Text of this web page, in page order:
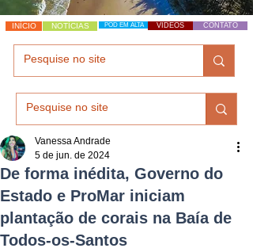
INÍCIO NOTÍCIAS POD EM ALTA VÍDEOS CONTATO
De forma inédita, Governo do
Estado e ProMar iniciam
plantação de corais na Baía de
Todos-os-Santos
Vanessa Andrade
5 de jun. de 2024